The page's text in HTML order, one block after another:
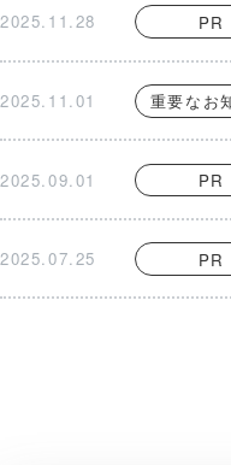
2025.11.28 PR
2025.11.01 重要なお
2025.09.01 PR
2025.07.25 PR